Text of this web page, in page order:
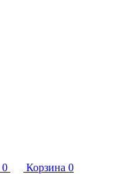
0 Корзина 0